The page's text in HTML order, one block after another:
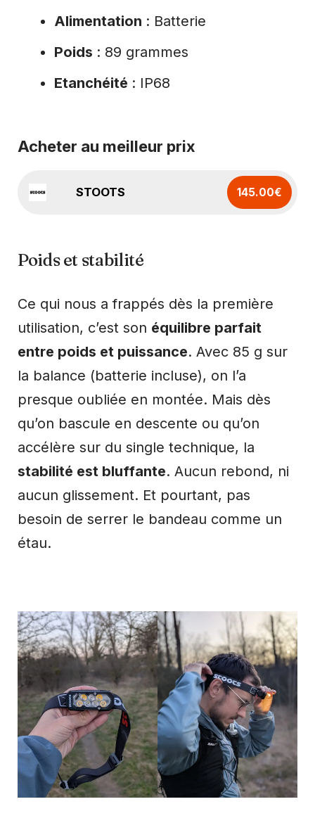
Alimentation : Batterie
Poids : 89 grammes
Etanchéité : IP68
Acheter au meilleur prix
STOOTS 145.00€
Poids et stabilité
Ce qui nous a frappés dès la première
utilisation, c’est son équilibre parfait
entre poids et puissance. Avec 85 g sur
la balance (batterie incluse), on l’a
presque oubliée en montée. Mais dès
qu’on bascule en descente ou qu’on
accélère sur du single technique, la
stabilité est bluffante. Aucun rebond, ni
aucun glissement. Et pourtant, pas
besoin de serrer le bandeau comme un
étau.